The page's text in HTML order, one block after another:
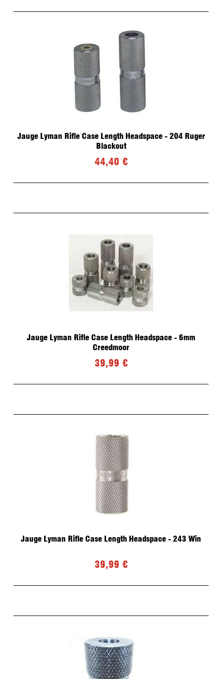
Jauge Lyman Rifle Case Length Headspace - 204 Ruger
Blackout
44,40 €
Jauge Lyman Rifle Case Length Headspace - 6mm
Creedmoor
39,99 €
Jauge Lyman Rifle Case Length Headspace - 243 Win
39,99 €